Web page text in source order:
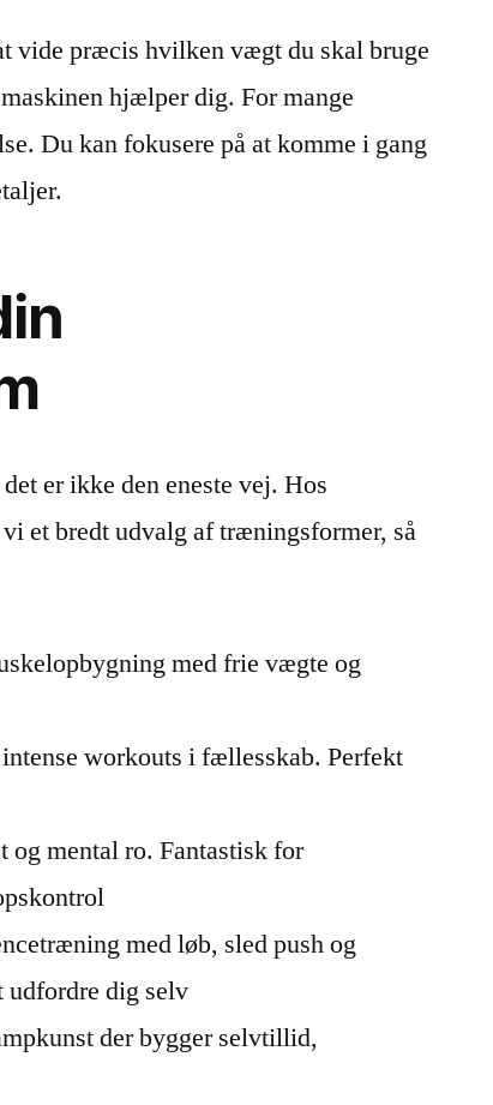
vide præcis hvilken vægt du skal bruge
hjælper dig. For mange
Du kan fokusere på at komme i gang
er ikke den eneste vej. Hos
et bredt udvalg af træningsformer, så
med frie vægte og
workouts i fællesskab. Perfekt
mental ro. Fantastisk for
med løb, sled push og
dig selv
der bygger selvtillid,